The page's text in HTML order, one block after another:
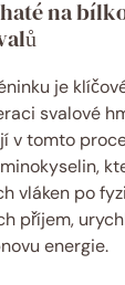
na
je
svalové
v tomto
vláken po
příjem,
energie.